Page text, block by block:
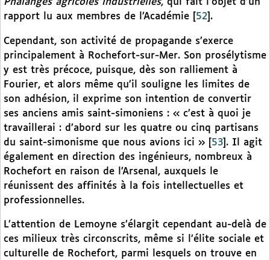
Phalanges agricoles industrielles, qui fait l’objet d’un
rapport lu aux membres de l’Académie
52 .
Cependant, son activité de propagande s’exerce
principalement à Rochefort-sur-Mer. Son prosélytisme
y est très précoce, puisque, dès son ralliement à
Fourier, et alors même qu’il souligne les limites de
son adhésion, il exprime son intention de convertir
ses anciens amis saint-simoniens : « c’est à quoi je
travaillerai : d’abord sur les quatre ou cinq partisans
du saint-simonisme que nous avions ici »
53 . Il agit
également en direction des ingénieurs, nombreux à
Rochefort en raison de l’Arsenal, auxquels le
réunissent des affinités à la fois intellectuelles et
professionnelles.
L’attention de Lemoyne s’élargit cependant au-delà de
ces milieux très circonscrits, même si l’élite sociale et
culturelle de Rochefort, parmi lesquels on trouve en